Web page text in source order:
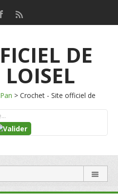
DE
LOISEL
> Crochet - Site officiel de